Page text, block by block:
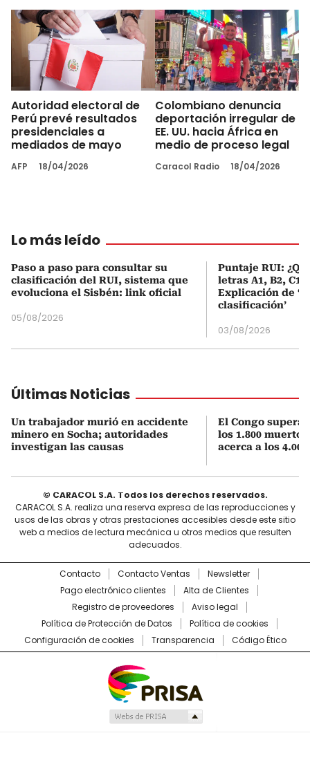
Autoridad electoral de
Perú prevé resultados
presidenciales a
mediados de mayo
AFP 18/04/2026
Colombiano denuncia
deportación irregular de
EE. UU. hacia África en
medio de proceso legal
Caracol Radio 18/04/2026
Lo más leído
Paso a paso para consultar su
clasificación del RUI, sistema que
evoluciona el Sisbén: link oficial
05/08/2026
Puntaje RUI:
letras A1, B2, C1
Explicación de
clasificación’
03/08/2026
Últimas Noticias
Un trabajador murió en accidente
minero en Socha; autoridades
investigan las causas
El Congo supera
los 1.800
acerca a los
© CARACOL S.A. Todos los derechos reservados.
CARACOL S.A. realiza una reserva expresa de las reproducciones y
usos de las obras y otras prestaciones accesibles desde este sitio
web a medios de lectura mecánica u otros medios que resulten
adecuados.
Contacto Contacto Ventas
Newsletter
Pago electrónico clientes
Alta de Clientes
Registro de proveedores
Aviso legal
Política de Protección de Datos
Política de cookies
Configuración de cookies
Transparencia Código Ético